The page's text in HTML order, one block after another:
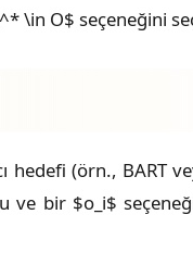
\in O$ seçeneğini
hedefi (örn., BART
ve bir $o_i$